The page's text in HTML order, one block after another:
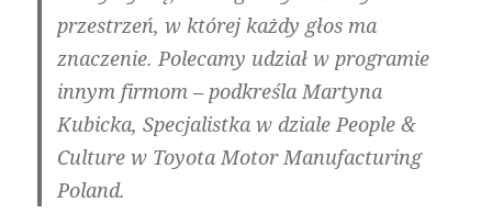
przestrzeń, w której każdy głos ma
znaczenie. Polecamy udział w programie
innym firmom – podkreśla Martyna
Kubicka, Specjalistka w dziale People &
Culture w Toyota Motor Manufacturing
Poland.